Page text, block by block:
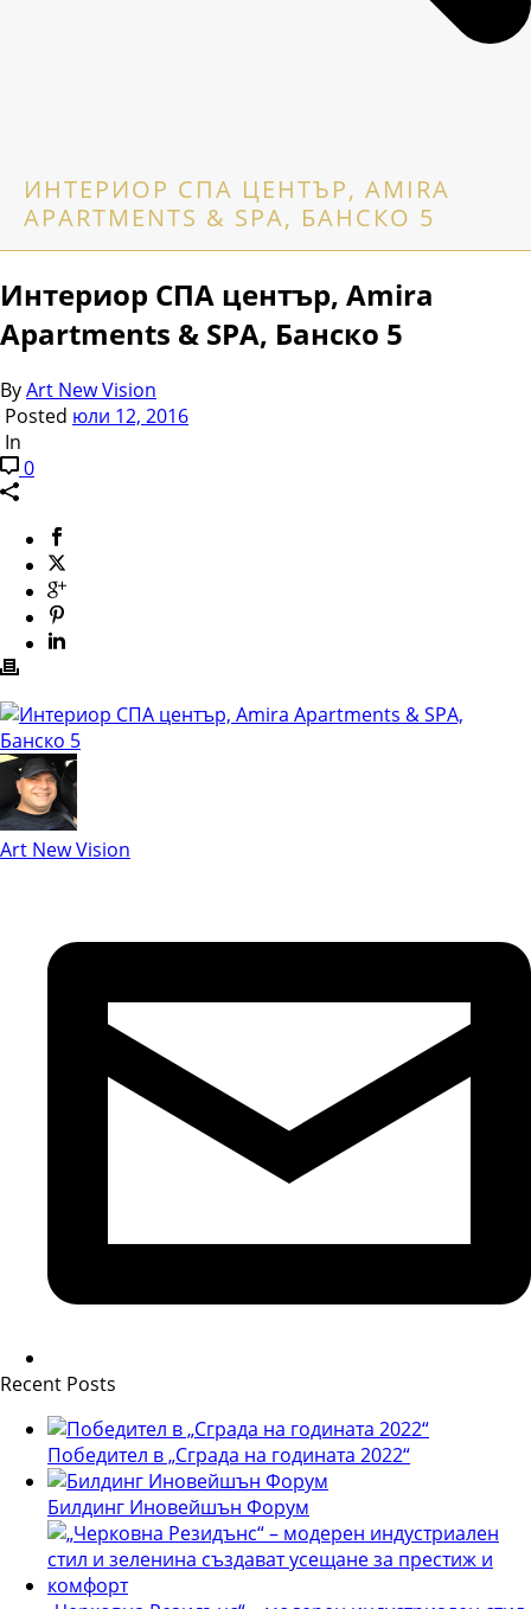
ИНТЕРИОР СПА ЦЕНТЪР, АMIRA
APARTMENTS & SPA, БАНСКО 5
Интериор СПА център, Аmira
Apartments & SPA, Банско 5
ByArt New Vision
Posted юли 12, 2016
In
0
Art New Vision
Recent Posts
Победител в „Сграда на годината 2022“
Билдинг Иновейшън Форум